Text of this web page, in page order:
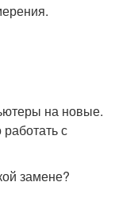
на новые.
с
замене?